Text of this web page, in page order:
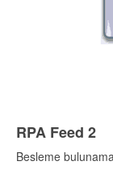
RPA Feed 2
Besleme